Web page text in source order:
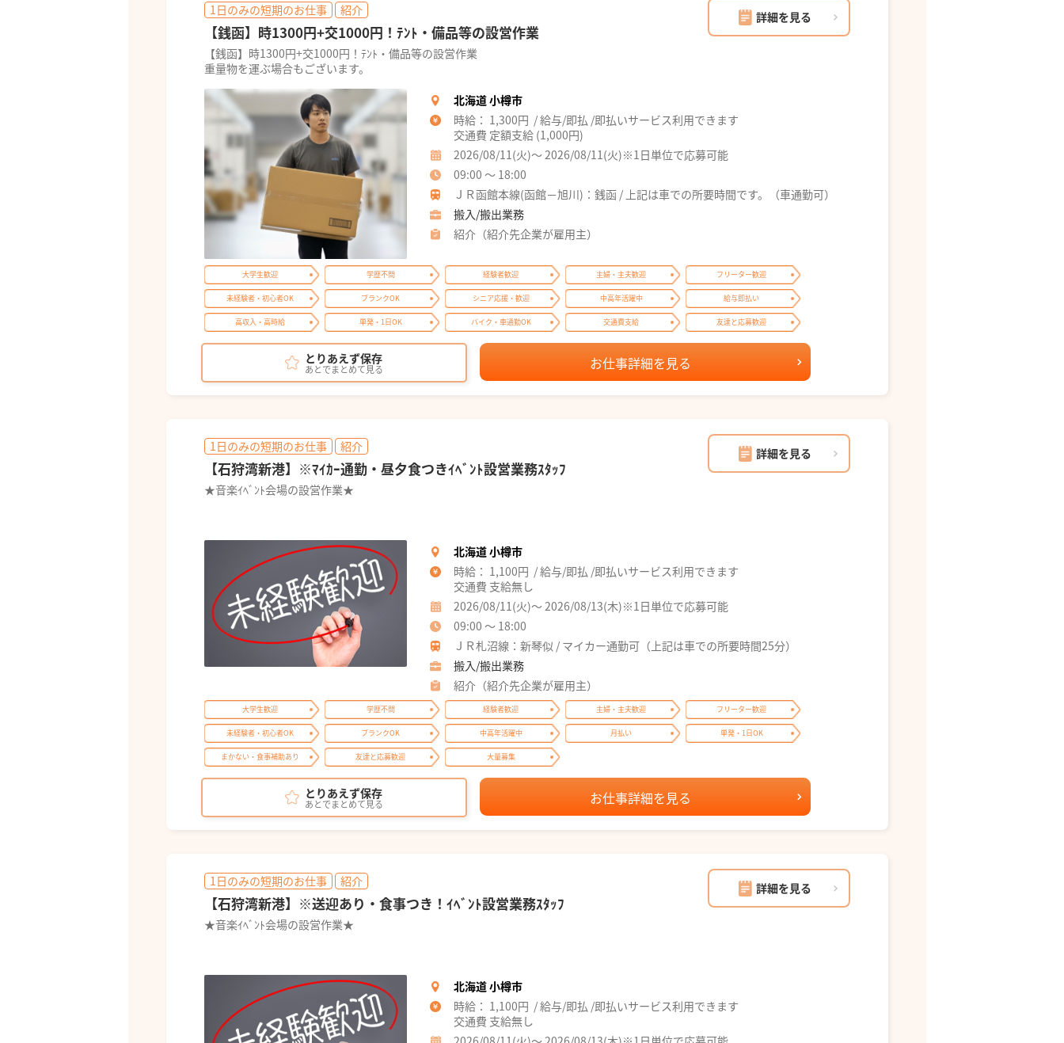
1日のみの短期のお仕事 紹介 詳細を見る
【銭函】時1300円+交1000円！ﾃﾝﾄ・備品等の設営作業
【銭函】時1300円+交1000円！ﾃﾝﾄ・備品等の設営作業
重量物を運ぶ場合もございます。
北海道 小樽市
時給： 1,300円 / 給与/即払 /即払いサービス利用できます
交通費 定額支給 (1,000円)
2026/08/11(火)～ 2026/08/11(火)※1日単位で応募可能
09:00 ～ 18:00
ＪＲ函館本線(函館－旭川)：銭函 / 上記は車での所要時間です。（車通勤可）
搬入/搬出業務
紹介（紹介先企業が雇用主）
大学生歓迎 学歴不問 経験者歓迎 主婦・主夫歓迎 フリーター歓迎
未経験者・初心者OK ブランクOK シニア応援・歓迎 中高年活躍中 給与即払い
高収入・高時給 単発・1日OK バイク・車通勤OK 交通費支給 友達と応募歓迎
とりあえず保存
あとでまとめて見る お仕事詳細を見る
1日のみの短期のお仕事 紹介 詳細を見る
【石狩湾新港】※ﾏｲｶｰ通勤・昼夕食つきｲﾍﾞﾝﾄ設営業務ｽﾀｯﾌ
★音楽ｲﾍﾞﾝﾄ会場の設営作業★
北海道 小樽市
時給： 1,100円 / 給与/即払 /即払いサービス利用できます
交通費 支給無し
2026/08/11(火)～ 2026/08/13(木)※1日単位で応募可能
09:00 ～ 18:00
ＪＲ札沼線：新琴似 / マイカー通勤可（上記は車での所要時間25分）
搬入/搬出業務
紹介（紹介先企業が雇用主）
大学生歓迎 学歴不問 経験者歓迎 主婦・主夫歓迎 フリーター歓迎
未経験者・初心者OK ブランクOK 中高年活躍中 月払い 単発・1日OK
まかない・食事補助あり 友達と応募歓迎 大量募集
とりあえず保存
あとでまとめて見る お仕事詳細を見る
1日のみの短期のお仕事 紹介 詳細を見る
【石狩湾新港】※送迎あり・食事つき！ｲﾍﾞﾝﾄ設営業務ｽﾀｯﾌ
★音楽ｲﾍﾞﾝﾄ会場の設営作業★
北海道 小樽市
時給： 1,100円 / 給与/即払 /即払いサービス利用できます
交通費 支給無し